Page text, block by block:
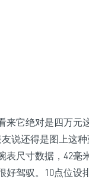
来它绝对是四万
说还得是图上这
表尺寸数据，42
好驾驭。10点位